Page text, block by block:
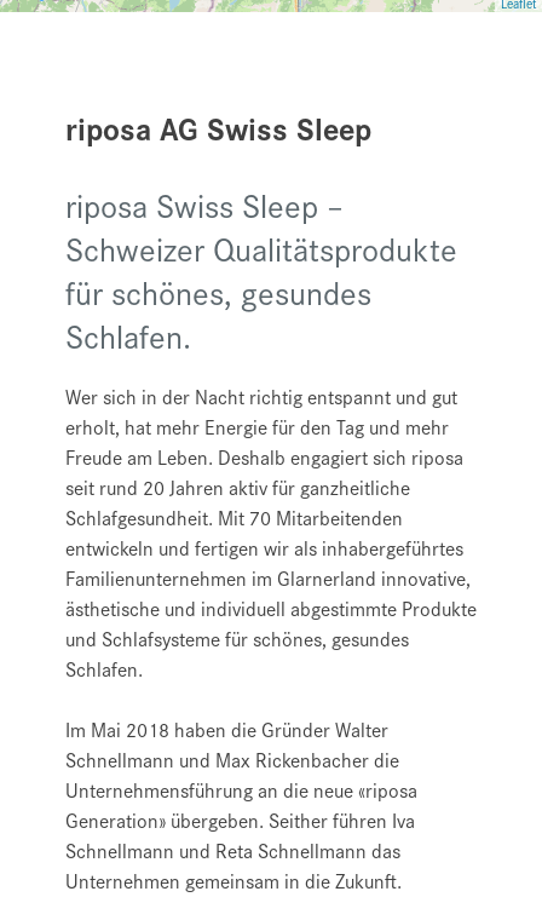
riposa AG Swiss Sleep
riposa Swiss Sleep –
Schweizer Qualitätsprodukte
für schönes, gesundes
Schlafen.
Wer sich in der Nacht richtig entspannt und gut
erholt, hat mehr Energie für den Tag und mehr
Freude am Leben. Deshalb engagiert sich riposa
seit rund 20 Jahren aktiv für ganzheitliche
Schlafgesundheit. Mit 70 Mitarbeitenden
entwickeln und fertigen wir als inhabergeführtes
Familienunternehmen im Glarnerland innovative,
ästhetische und individuell abgestimmte Produkte
und Schlafsysteme für schönes, gesundes
Schlafen.
Im Mai 2018 haben die Gründer Walter
Schnellmann und Max Rickenbacher die
Unternehmensführung an die neue «riposa
Generation» übergeben. Seither führen Iva
Schnellmann und Reta Schnellmann das
Unternehmen gemeinsam in die Zukunft.